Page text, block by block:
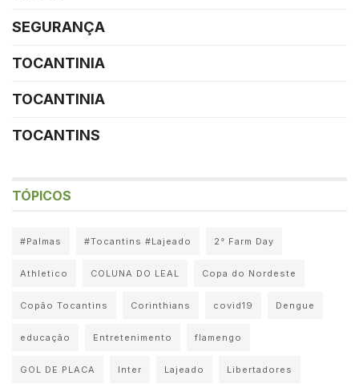
SEGURANÇA
TOCANTINIA
TOCANTINIA
TOCANTINS
TÓPICOS
#Palmas #Tocantins #Lajeado 2° Farm Day
Athletico COLUNA DO LEAL Copa do Nordeste
Copão Tocantins Corinthians covid19 Dengue
educação Entretenimento flamengo
GOL DE PLACA Inter Lajeado Libertadores